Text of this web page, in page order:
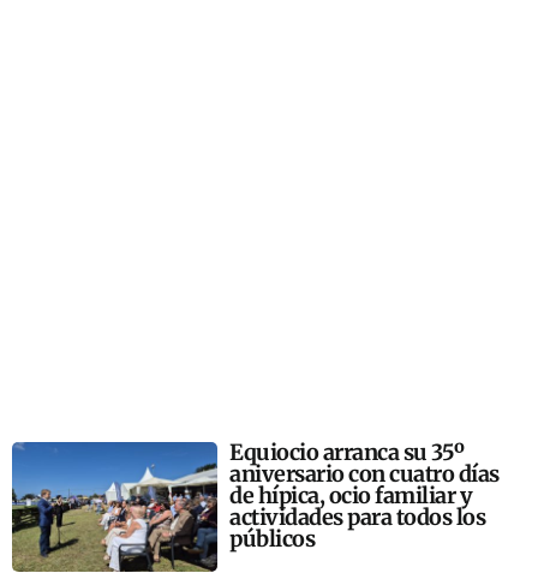
Equiocio arranca su 35º
aniversario con cuatro días
de hípica, ocio familiar y
actividades para todos los
públicos